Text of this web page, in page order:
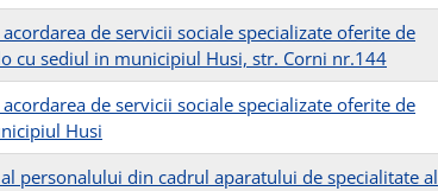
de servicii sociale specializate oferite de
cu sediul in municipiul Husi, str. Corni nr.144
de servicii sociale specializate oferite de
Husi
personalului din cadrul aparatului de specialitate al